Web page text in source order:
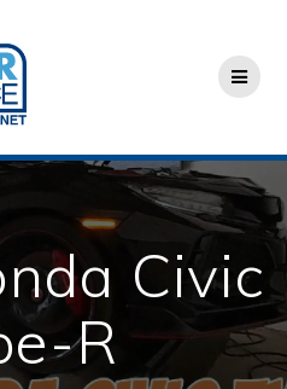
content
Civic
R